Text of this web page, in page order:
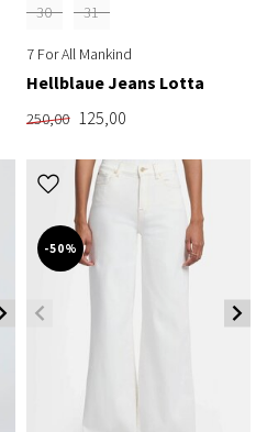
30 31
7 For All Mankind
Hellblaue Jeans Lotta
250,00 125,00
-50%